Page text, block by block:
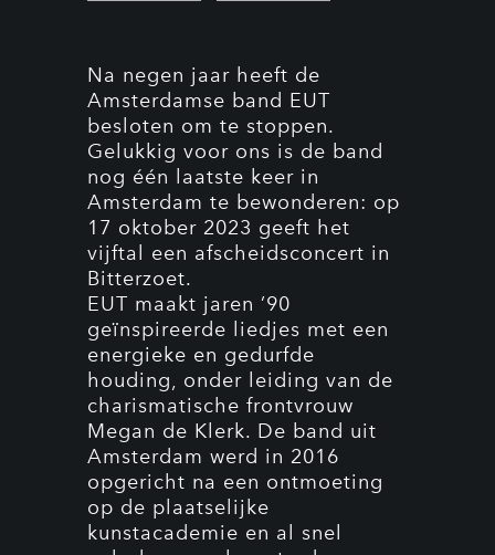
Na negen jaar heeft de
Amsterdamse band EUT
besloten om te stoppen.
Gelukkig voor ons is de band
nog één laatste keer in
Amsterdam te bewonderen: op
17 oktober 2023 geeft het
vijftal een afscheidsconcert in
Bitterzoet.
EUT maakt jaren ’90
geïnspireerde liedjes met een
energieke en gedurfde
houding, onder leiding van de
charismatische frontvrouw
Megan de Klerk. De band uit
Amsterdam werd in 2016
opgericht na een ontmoeting
op de plaatselijke
kunstacademie en al snel